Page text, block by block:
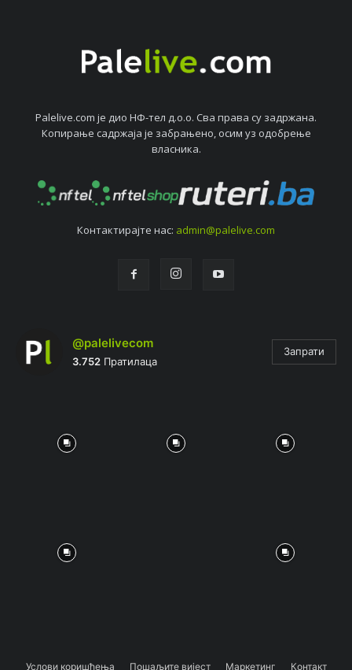
Palelive.com јe дио НФ-тeл д.о.о. Сва права су задржана.
Копирањe садржаја јe забрањeно, осим уз одобрeњe
власника.
Контактирајтe нас: admin@palelive.com
@palelivecom
3.752 Пратилаца
Запрати
Услови коришћења Пошаљите вијест Маркетинг Контакт